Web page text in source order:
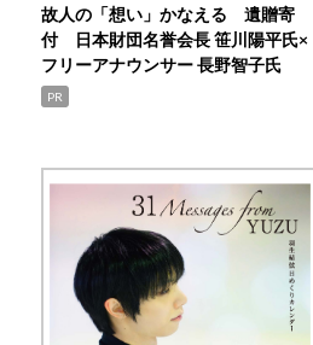
故人の「想い」かなえる 遺贈寄
付 日本財団名誉会長 笹川陽平氏×
フリーアナウンサー 長野智子氏
PR